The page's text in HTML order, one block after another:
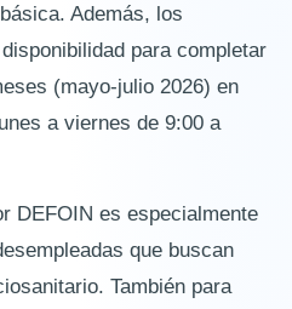
Además, los
para completar
(mayo-julio 2026) en
a viernes de 9:00 a
DEFOIN es especialmente
que buscan
También para